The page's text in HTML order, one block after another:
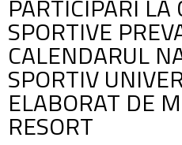
PARTICIPARI
SPORTIVE
CALENDARUL
SPORTIV
ELABORAT DE
RESORT